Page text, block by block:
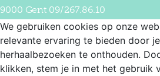
9000 Gent 09/267.86.10
We gebruiken cookies op onze
relevante ervaring te bieden door
herhaalbezoeken te onthouden.
klikken, stem je in met het gebruik